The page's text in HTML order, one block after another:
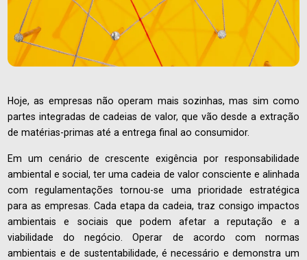
Hoje, as empresas não operam mais sozinhas, mas sim como
partes integradas de cadeias de valor, que vão desde a extração
de matérias-primas até a entrega final ao consumidor.
Em um cenário de crescente exigência por responsabilidade
ambiental e social, ter uma cadeia de valor consciente e alinhada
com regulamentações tornou-se uma prioridade estratégica
para as empresas. Cada etapa da cadeia, traz consigo impactos
ambientais e sociais que podem afetar a reputação e a
viabilidade do negócio. Operar de acordo com normas
ambientais e de sustentabilidade, é necessário e demonstra um